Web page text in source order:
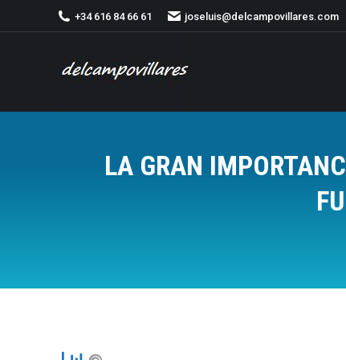
+34 616 84 66 61 joseluis@delcampovillares.com
LA GRAN